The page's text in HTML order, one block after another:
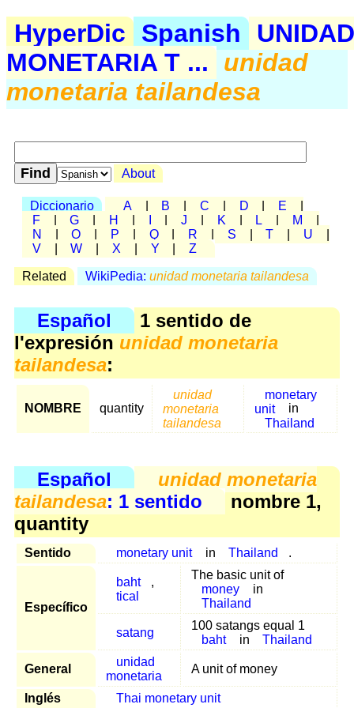
HyperDic Spanish
UNIDAD
MONETARIA T ...
unidad
monetaria tailandesa
About
Diccionario A B C D E
F
G H J K L M
N
O P Q R S T U
V
W X Y Z
Related WikiPedia: unidad monetaria tailandesa
Español
1 sentido de
l'expresión unidad monetaria
tailandesa:
NOMBRE quantity
unidad
monetaria
tailandesa
monetary
unit
in
Thailand
Español
unidad monetaria
tailandesa: 1 sentido
nombre 1,
quantity
Sentido monetary unit in Thailand .
Específico
baht
,
tical
The basic unit of
money
in
Thailand
satang
100 satangs equal 1
baht
in Thailand
General
unidad
monetaria
A unit of money
Inglés Thai monetary unit